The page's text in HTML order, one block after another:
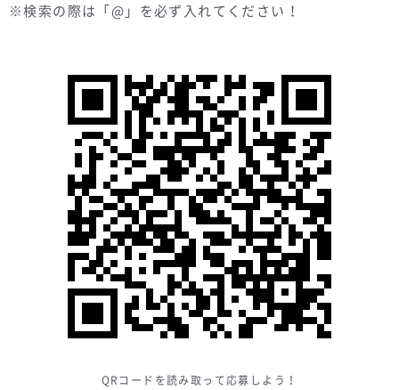
※検索の際は「@」を必ず入れてください！
QRコードを読み取って応募しよう！